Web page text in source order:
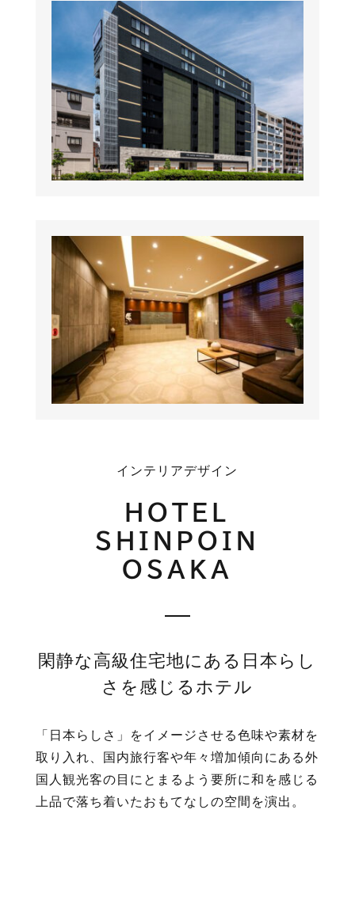
インテリアデザイン
HOTEL
SHINPOIN
OSAKA
閑静な高級住宅地にある日本らし
さを感じるホテル
「日本らしさ」をイメージさせる色味や素材を
取り入れ、国内旅行客や年々増加傾向にある外
国人観光客の目にとまるよう要所に和を感じる
上品で落ち着いたおもてなしの空間を演出。